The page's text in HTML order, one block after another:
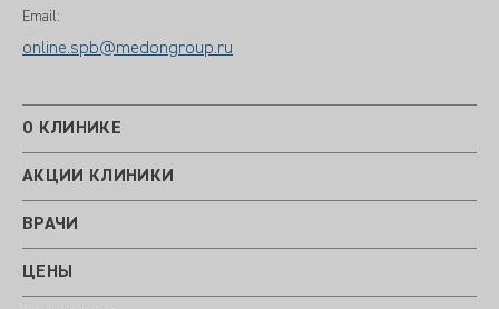
Email:
online.spb@medongroup.ru
О КЛИНИКЕ
АКЦИИ КЛИНИКИ
ВРАЧИ
ЦЕНЫ